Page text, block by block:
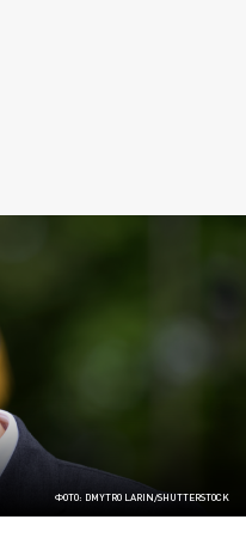
ФОТО: DMYTRO LARIN/SHUTTERSTOCK